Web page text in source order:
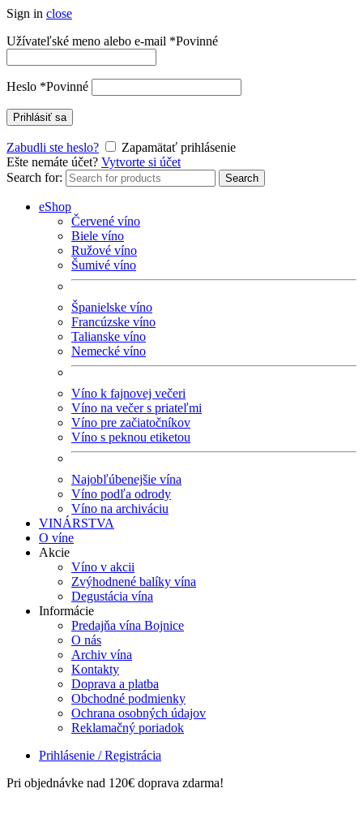
Sign in close
Užívateľské meno alebo e-mail *Povinné
Heslo *Povinné
Prihlásiť sa
Zabudli ste heslo?
Zapamätať prihlásenie
Ešte nemáte účet? Vytvorte si účet
Search for:
Search
eShop
Červené víno
Biele víno
Ružové víno
Šumivé víno
Španielske víno
Francúzske víno
Talianske víno
Nemecké víno
Víno k fajnovej večeri
Víno na večer s priateľmi
Víno pre začiatočníkov
Víno s peknou etiketou
Najobľúbenejšie vína
Víno podľa odrody
Víno na archiváciu
VINÁRSTVA
O víne
Akcie
Víno v akcii
Zvýhodnené balíky vína
Degustácia vína
Informácie
Predajňa vína Bojnice
O nás
Archiv vína
Kontakty
Doprava a platba
Obchodné podmienky
Ochrana osobných údajov
Reklamačný poriadok
Prihlásenie / Registrácia
Pri objednávke nad 120€ doprava zdarma!